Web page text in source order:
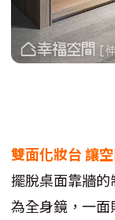
雙面化妝台 讓
擺脫桌面靠牆
為全身鏡，一